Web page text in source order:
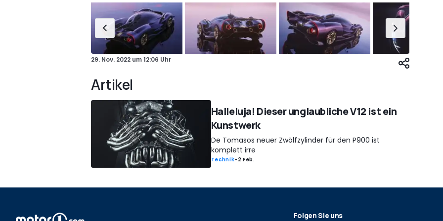
29. Nov. 2022 um12:06 Uhr
Artikel
Halleluja! Dieser unglaubliche V12 ist ein
Kunstwerk
De Tomasos neuer Zwölfzylinder für den P900 ist
komplett irre
Technik- 2 Feb.
Folgen Sie uns